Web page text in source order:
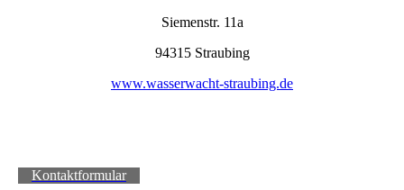
Siemenstr. 11a
94315 Straubing
www.wasserwacht-straubing.de
Kontaktformular